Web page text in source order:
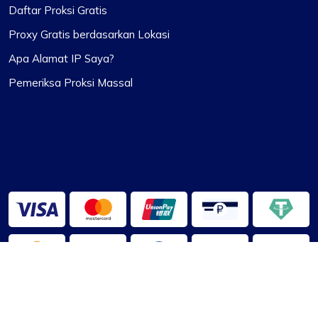
Daftar Proksi Gratis
Proxy Gratis berdasarkan Lokasi
Apa Alamat IP Saya?
Pemeriksa Proksi Massal